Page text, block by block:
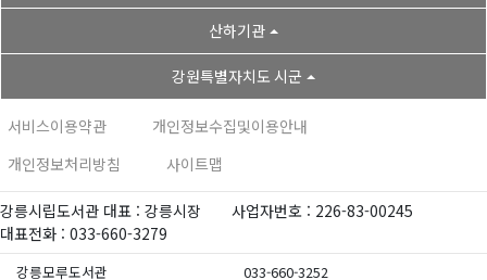
산하기관
강원특별자치도 시군
서비스이용약관
개인정보수집및이용안내
개인정보처리방침
사이트맵
강릉시립도서관 대표 : 강릉시장
사업자번호 : 226-83-00245
대표전화 : 033-660-3279
강릉모루도서관 033-660-3252